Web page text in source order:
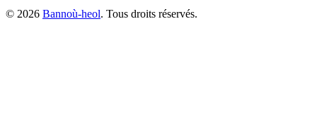
© 2026 Bannoù-heol. Tous droits réservés.